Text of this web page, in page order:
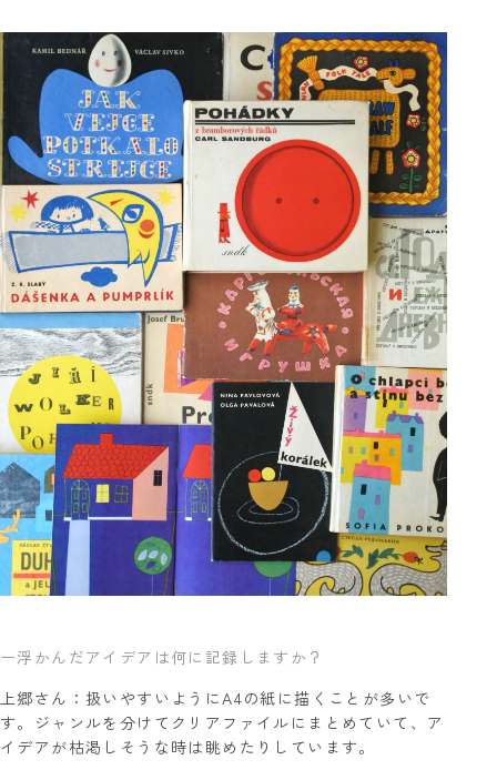
ー浮かんだアイデアは何に記録しますか？
上郷さん：扱いやすいようにA4の紙に描くことが多いで
す。ジャンルを分けてクリアファイルにまとめていて、ア
イデアが枯渇しそうな時は眺めたりしています。